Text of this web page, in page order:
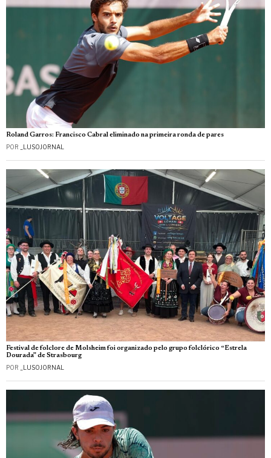
Roland Garros: Francisco Cabral eliminado na primeira ronda de pares
POR _LUSOJORNAL
Festival de folclore de Molsheim foi organizado pelo grupo folclórico “Estrela
Dourada” de Strasbourg
POR _LUSOJORNAL